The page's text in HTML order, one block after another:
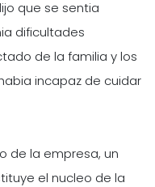
que se sentia
dificultades
de la familia y los
incapaz de cuidar
de la empresa, un
el nucleo de la